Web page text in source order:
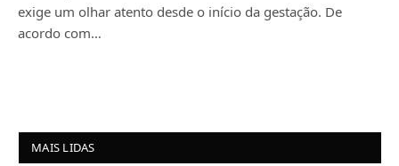
exige um olhar atento desde o início da gestação. De
acordo com…
MAIS LIDAS